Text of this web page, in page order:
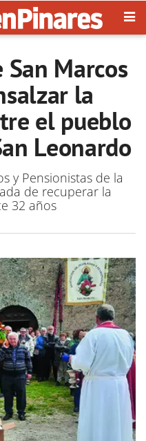
San Marcos
la
el pueblo
Leonardo
y Pensionistas de la
de recuperar la
32 años